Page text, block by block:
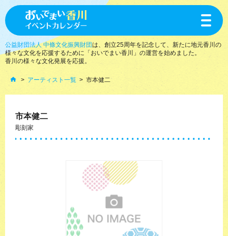
toggle
公益財団法人 中條文化振興財団は、創立25周年を記念して、新たに地元香川の
様々な文化を応援するために「おいでまい香川」の運営を始めました。
香川の様々な文化発展を応援。
アーティスト一覧 市本健二
市本健二
彫刻家